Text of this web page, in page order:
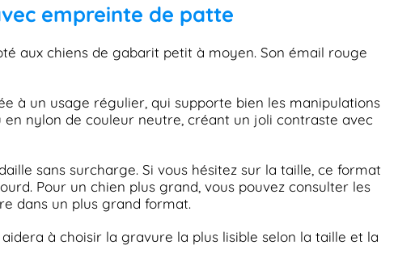
empreinte de patte
aux chiens de gabarit petit à moyen. Son émail rouge
à un usage régulier, qui supporte bien les manipulations
nylon de couleur neutre, créant un joli contraste avec
sans surcharge. Si vous hésitez sur la taille, ce format
Pour un chien plus grand, vous pouvez consulter les
dans un plus grand format.
aidera à choisir la gravure la plus lisible selon la taille et la